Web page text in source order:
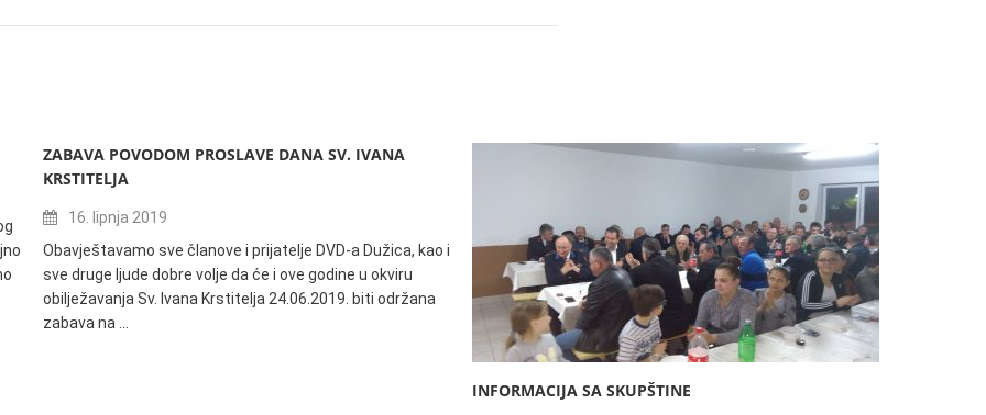
ZABAVA POVODOM PROSLAVE DANA SV. IVANA
KRSTITELJA
16. lipnja 2019
Obavještavamo sve članove i prijatelje DVD-a Dužica, kao i
sve druge ljude dobre volje da će i ove godine u okviru
obilježavanja Sv. Ivana Krstitelja 24.06.2019. biti održana
zabava na …
INFORMACIJA SA SKUPŠTINE